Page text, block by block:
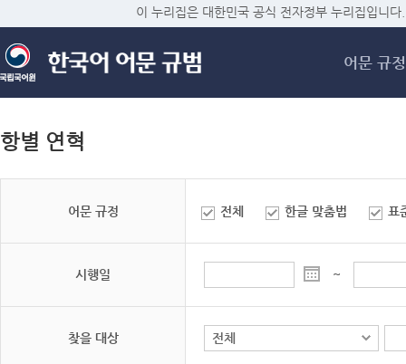
메
이 누리집은 대한민국 공식 전자정부 누리집입니다.
어문 규정
항별 연혁
어문 규정 전체 한글 맞춤법 표
시행일 ~
찾을 대상